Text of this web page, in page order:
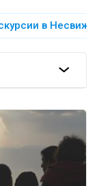
в Несвиж